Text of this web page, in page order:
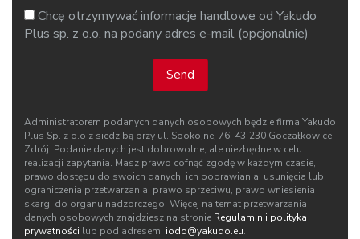
Chcę otrzymywać informacje handlowe od Yakudo
Plus sp. z o.o. na podany adres e-mail (opcjonalnie)
Send
Administratorem podanych danych osobowych będzie firma Yakudo
Plus Sp. z o.o z siedzibą przy ul. Spokojnej 76, 43‑230 Goczałkowice-
Zdrój. Podanie danych jest dobrowolne, ale niezbędne w celu
realizacji zapytania. Masz prawo cofnąć zgodę w każdym czasie,
prawo dostępu do swoich danych, ich poprawiania, usunięcia lub
ograniczenia przetwarzania, prawo sprzeciwu, prawo wniesienia
skargi do organu nadzorczego. Więcej na temat przetwarzania
danych osobowych znajdziesz na stronie Regulamin i polityka
prywatności lub pod adresem: iodo@yakudo.eu.